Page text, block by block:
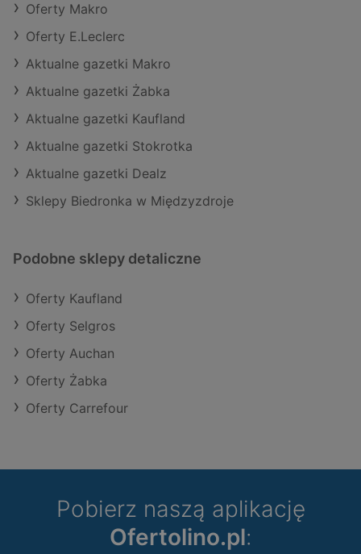
Oferty Makro
Oferty E.Leclerc
Aktualne gazetki Makro
Aktualne gazetki Żabka
Aktualne gazetki Kaufland
Aktualne gazetki Stokrotka
Aktualne gazetki Dealz
Sklepy Biedronka w Międzyzdroje
Podobne sklepy detaliczne
Oferty Kaufland
Oferty Selgros
Oferty Auchan
Oferty Żabka
Oferty Carrefour
Pobierz naszą aplikację
Ofertolino.pl: